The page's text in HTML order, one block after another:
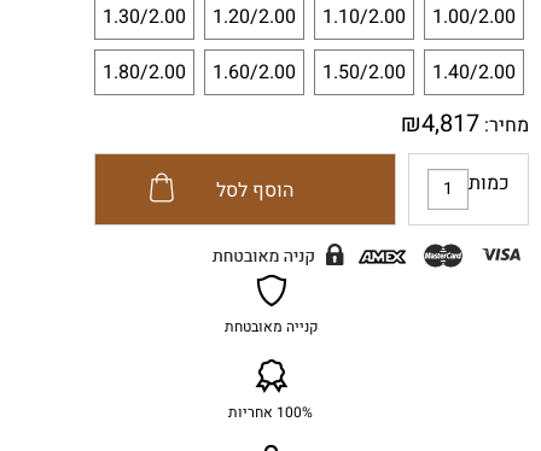
1.00/2.00
1.10/2.00
1.20/2.00
1.30/2.00
1.40/2.00
1.50/2.00
1.60/2.00
1.80/2.00
מחיר:
₪4,817
כמות הוסף לסל
קנייה מאובטחת
100% אחריות